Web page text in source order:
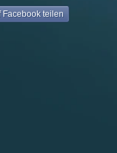
Facebook teilen